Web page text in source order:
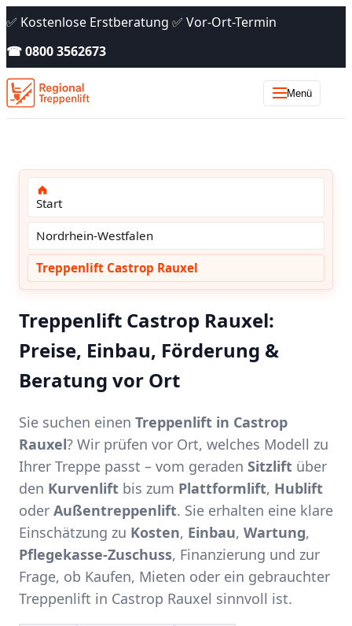
✅ Kostenlose Erstberatung ✅ Vor-Ort-Termin
☎ 0800 3562673
Menü
Start
Nordrhein-Westfalen
Treppenlift Castrop Rauxel
Treppenlift Castrop Rauxel:
Preise, Einbau, Förderung &
Beratung vor Ort
Sie suchen einen Treppenlift in Castrop
Rauxel? Wir prüfen vor Ort, welches Modell zu
Ihrer Treppe passt – vom geraden Sitzlift über
den Kurvenlift bis zum Plattformlift, Hublift
oder Außentreppenlift. Sie erhalten eine klare
Einschätzung zu Kosten, Einbau, Wartung,
Pflegekasse-Zuschuss, Finanzierung und zur
Frage, ob Kaufen, Mieten oder ein gebrauchter
Treppenlift in Castrop Rauxel sinnvoll ist.